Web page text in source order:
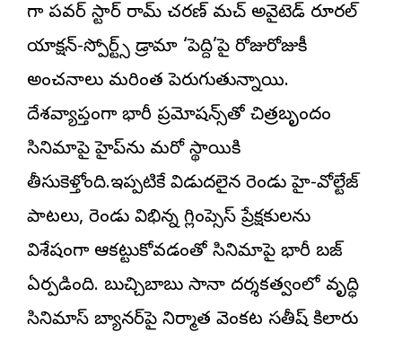
మెగా పవర్ స్టార్ రామ్ చరణ్ మచ్ అవైటెడ్ రూరల్
యాక్షన్-స్పోర్ట్స్ డ్రామా ‘పెద్ది’పై రోజురోజుకీ
అంచనాలు మరింత పెరుగుతున్నాయి.
దేశవ్యాప్తంగా భారీ ప్రమోషన్స్‌తో చిత్రబృందం
సినిమాపై హైప్‌ను మరో స్థాయికి
తీసుకెళ్తోంది.ఇప్పటికే విడుదలైన రెండు హై-వోల్టేజ్
పాటలు, రెండు విభిన్న గ్లింప్సెస్ ప్రేక్షకులను
విశేషంగా ఆకట్టుకోవడంతో సినిమాపై భారీ బజ్
ఏర్పడింది. బుచ్చిబాబు సానా దర్శకత్వంలో వృద్ధి
సినిమాస్ బ్యానర్‌పై నిర్మాత వెంకట సతీష్ కిలారు